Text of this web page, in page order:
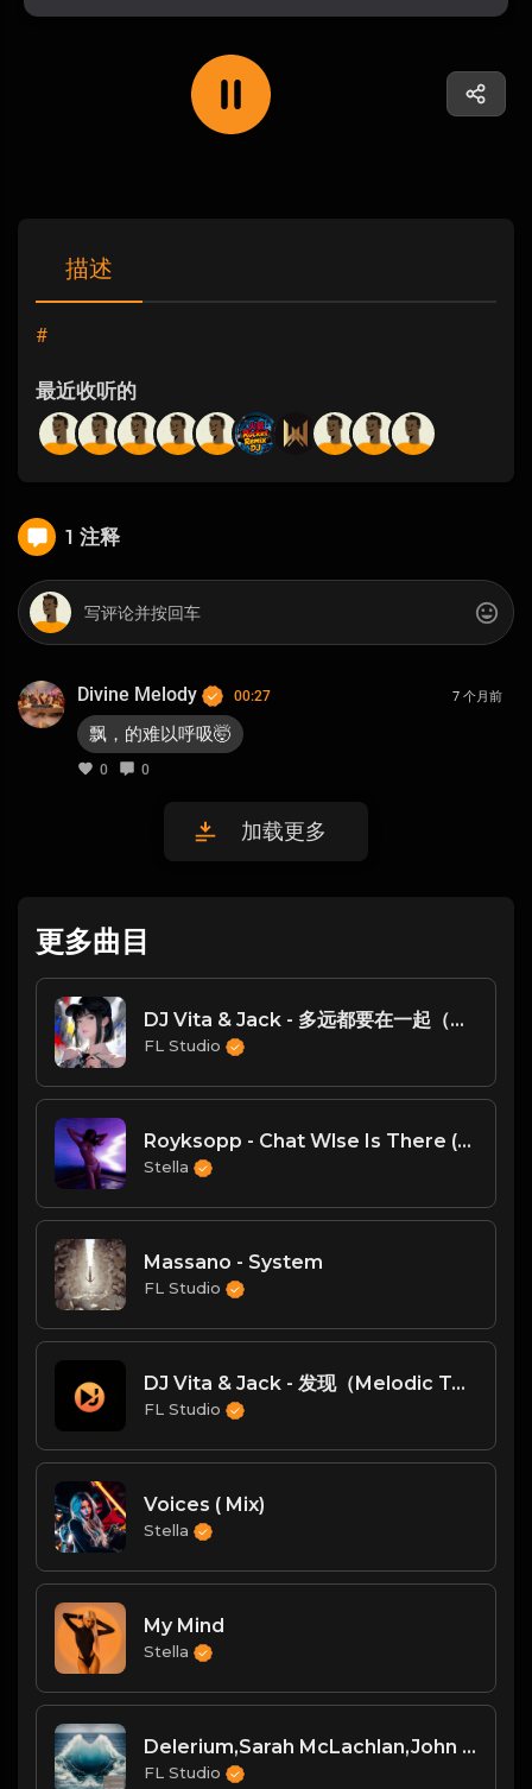
描述
#
最近收听的
1 注释
Divine Melody 00:27
飘，的难以呼吸🤯
0 0
7 个月前
加载更多
更多曲目
DJ Vita & Jack - 多远都要在一起（Melodic Techno Remix）
FL Studio
Royksopp - Chat Wlse Is There (xelax Remix)
Stella
Massano - System
FL Studio
DJ Vita & Jack - 发现（Melodic Techno）
FL Studio
Voices ( Mix)
Stella
My Mind
Stella
Delerium,Sarah McLachlan,John Summit - Silence (John Summit Extended Remix)
FL Studio